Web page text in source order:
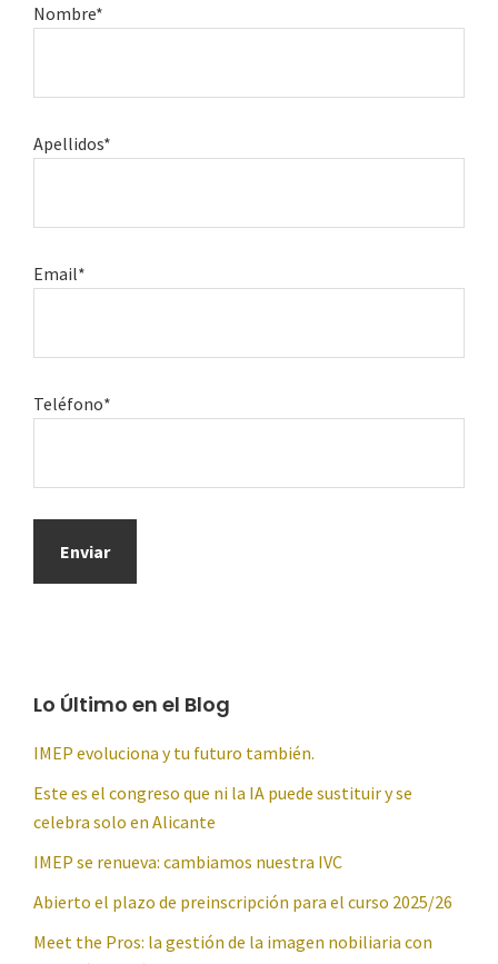
Nombre*
Apellidos*
Email*
Teléfono*
Lo Último en el Blog
IMEP evoluciona y tu futuro también.
Este es el congreso que ni la IA puede sustituir y se
celebra solo en Alicante
IMEP se renueva: cambiamos nuestra IVC
Abierto el plazo de preinscripción para el curso 2025/26
Meet the Pros: la gestión de la imagen nobiliaria con